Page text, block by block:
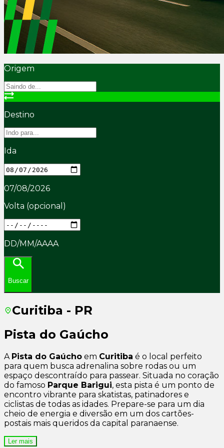
Origem
Destino
Ida
07/08/2026
Volta (opcional)
DD/MM/AAAA
Buscar
Curitiba - PR
Pista do Gaúcho
A Pista do Gaúcho em Curitiba é o local perfeito
para quem busca adrenalina sobre rodas ou um
espaço descontraído para passear. Situada no coração
do famoso Parque Barigui, esta pista é um ponto de
encontro vibrante para skatistas, patinadores e
ciclistas de todas as idades. Prepare-se para um dia
cheio de energia e diversão em um dos cartões-
postais mais queridos da capital paranaense.
Ler mais